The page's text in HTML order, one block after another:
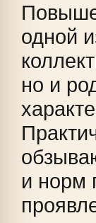
одной
но и
и норм